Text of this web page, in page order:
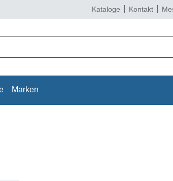
Kataloge Kontakt
Marken